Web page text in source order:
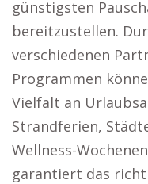
günstigsten
bereitzustellen.
verschiedenen
Programmen
Vielfalt an
Strandferien,
Wellness-
garantiert das